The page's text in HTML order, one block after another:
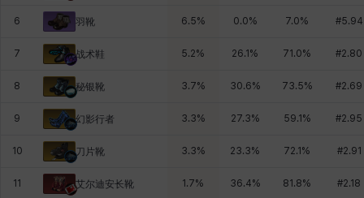
6 羽靴 6.5% 0.0% 7.0% #5.94
7 战术鞋 5.2% 26.1 % 71.0% #2.80
8 秘银靴 3.7% 30.6% 73.5% #2.69
9 幻影行者 3.3% 27.3% 59.1 % #2.95
10 刀片靴 3.3% 23.3% 72.1 % #2.91
11 艾尔迪安长靴 1.7% 36.4% 81.8% #2.18